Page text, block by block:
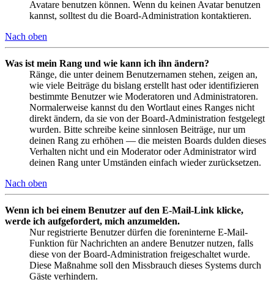
Avatare benutzen können. Wenn du keinen Avatar benutzen
kannst, solltest du die Board-Administration kontaktieren.
Nach oben
Was ist mein Rang und wie kann ich ihn ändern?
Ränge, die unter deinem Benutzernamen stehen, zeigen an,
wie viele Beiträge du bislang erstellt hast oder identifizieren
bestimmte Benutzer wie Moderatoren und Administratoren.
Normalerweise kannst du den Wortlaut eines Ranges nicht
direkt ändern, da sie von der Board-Administration festgelegt
wurden. Bitte schreibe keine sinnlosen Beiträge, nur um
deinen Rang zu erhöhen — die meisten Boards dulden dieses
Verhalten nicht und ein Moderator oder Administrator wird
deinen Rang unter Umständen einfach wieder zurücksetzen.
Nach oben
Wenn ich bei einem Benutzer auf den E-Mail-Link klicke,
werde ich aufgefordert, mich anzumelden.
Nur registrierte Benutzer dürfen die foreninterne E-Mail-
Funktion für Nachrichten an andere Benutzer nutzen, falls
diese von der Board-Administration freigeschaltet wurde.
Diese Maßnahme soll den Missbrauch dieses Systems durch
Gäste verhindern.